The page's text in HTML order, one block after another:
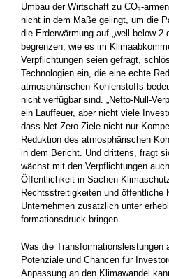
Umbau der Wirtschaft zu CO₂-
nicht in dem Maße gelingt, um die
die Erderwärmung auf „well below
begrenzen, wie es im
Verpflichtungen seien ­gefragt,
Technologien ein, die ­eine echte
atmosphärischen Kohlenstoffs
nicht verfügbar sind. „Netto-Null-­
ein Lauffeuer, aber nicht viele
dass Net Zero-Ziele nicht nur
Reduktion des atmosphärischen
in dem Bericht. Und drittens, fragt
wächst mit den Verpflichtungen
Öffentlichkeit in Sachen
Rechtsstreitigkeiten und öffentliche
Unternehmen zusätzlich unter
formations­­druck bringen.
Was die
Potenziale und Chancen für
Anpassung an den Klimawandel